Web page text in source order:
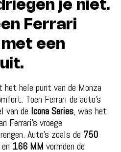
je niet.
Ferrari
een
hele punt van de Monza
Toen Ferrari de auto’s
van de Icona Series, was het
Ferrari’s vroege
Auto’s zoals de 750
en 166 MM vormden de